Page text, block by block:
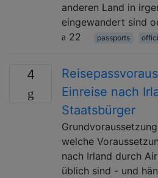
anderen Land in
eingewandert sind
22
passports
4
Einreise nach
Staatsbürger
welche
nach Irland durch
üblich sind - und